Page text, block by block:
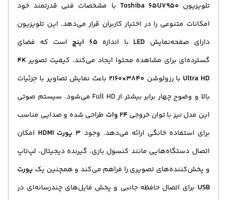
تلویزیون Toshiba 65U7950 با مشخصات فنی قدرتمند خود
امکانات متنوعی را در اختیار کاربران قرار می‌دهد. این تلویزیون
دارای صفحه‌نمایش LED با اندازه 65 اینچ
است که فضای
گسترده‌ای برای مشاهده محتوا ایجاد می‌کند. کیفیت تصویر4K
Ultra HD با رزولوشن 3840×2160
باعث نمایش تصاویر با جزئیات
بالا و وضوح چهار برابر بیشتر از Full HD می‌شود. سیستم صوتی
این مدل نیز با توان خروجی24 وات
طراحی شده و صدایی مناسب
برای استفاده خانگی ارائه می‌دهد. وجود 3 پورت HDMI
امکان
اتصال دستگاه‌هایی مانند کنسول بازی، گیرنده دیجیتال، لپ‌تاپ
و پخش‌کننده‌های تصویری را فراهم می‌کند و همچنین یک پورت
USB برای اتصال حافظه جانبی و پخش فایل‌های چندرسانه‌ای در